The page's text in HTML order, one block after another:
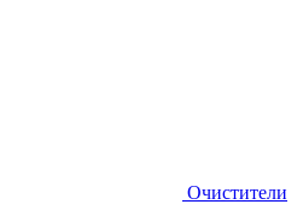
Очистители